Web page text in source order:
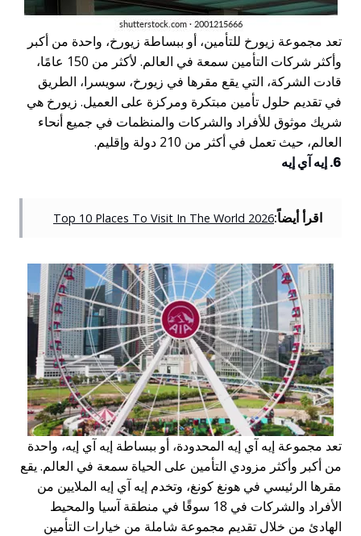
تعد مجموعة زيورخ للتأمين، أو ببساطة زيورخ، واحدة من أكبر
وأكثر شركات التأمين سمعة في العالم. لأكثر من 150 عامًا،
قادت الشركة، التي يقع مقرها في زيورخ، سويسرا، الطريق
في تقديم حلول تأمين مبتكرة ومركزة على العميل. زيورخ هي
شريك موثوق للأفراد والشركات والمنظمات في جميع أنحاء
العالم، حيث تعمل في أكثر من 210 دولة وإقليم.
6. إيه آي إيه
اقرأ أيضاً:Top 10 Places To Visit In The World 2026
تعد مجموعة إيه آي إيه المحدودة، أو ببساطة إيه آي إيه، واحدة
من أكبر وأكثر مزودي التأمين على الحياة سمعة في العالم. يقع
مقرها الرئيسي في هونغ كونغ، وتخدم إيه آي إيه الملايين من
الأفراد والشركات في 18 سوقًا في منطقة آسيا والمحيط
الهادئ من خلال تقديم مجموعة شاملة من خيارات التأمين